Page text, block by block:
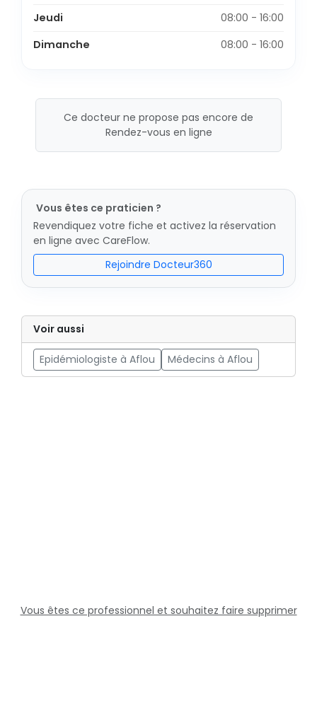
Jeudi
08:00 - 16:00
Dimanche
08:00 - 16:00
Ce docteur ne propose pas encore de
Rendez-vous en ligne
Vous êtes ce praticien ?
Revendiquez votre fiche et activez la réservation
en ligne avec CareFlow.
Rejoindre Docteur360
Voir aussi
Epidémiologiste à Aflou Médecins à Aflou
Vous êtes ce professionnel et souhaitez faire supprimer